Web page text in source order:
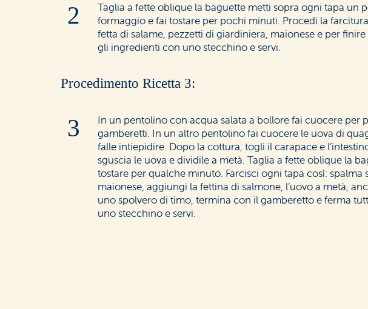
Taglia a fette oblique la baguette metti sopra ogni tapa un
formaggio e fai tostare per pochi minuti. Procedi la
fetta di salame, pezzetti di giardiniera, maionese e per finire
gli ingredienti con uno stecchino e servi.
Procedimento Ricetta 3:
In un pentolino con acqua salata a bollore fai cuocere per
gamberetti. In un altro pentolino fai cuocere le uova di
falle intiepidire. Dopo la cottura, togli il carapace e
sguscia le uova e dividile a metà. Taglia a fette oblique la
tostare per qualche minuto. Farcisci ogni tapa così:
maionese, aggiungi la fettina di salmone, l’uovo a metà,
uno spolvero di timo, termina con il gamberetto e ferma
uno stecchino e servi.